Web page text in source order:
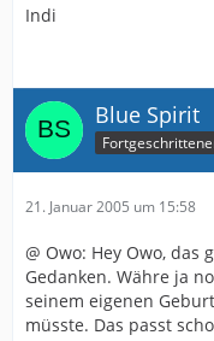
Indi
Blue Spirit
21. Januar 2005 um 15:58
@ Owo: Hey Owo,
Gedanken. Währe ja
seinem eigenen
müsste. Das passt